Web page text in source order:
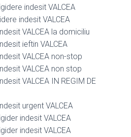
indesit VALCEA
indesit VALCEA
VALCEA la domiciliu
ieftin VALCEA
VALCEA non-stop
VALCEA non stop
VALCEA IN REGIM DE
urgent VALCEA
indesit VALCEA
indesit VALCEA